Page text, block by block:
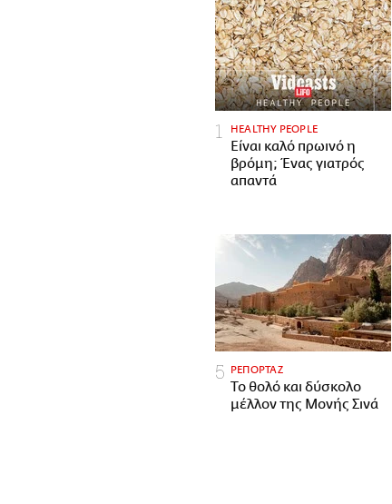
HEALTHY PEOPLE
Είναι καλό πρωινό η
βρόμη; Ένας γιατρός
απαντά
ΡΕΠΟΡΤΑΖ
Το θολό και δύσκολο
μέλλον της Μονής Σινά